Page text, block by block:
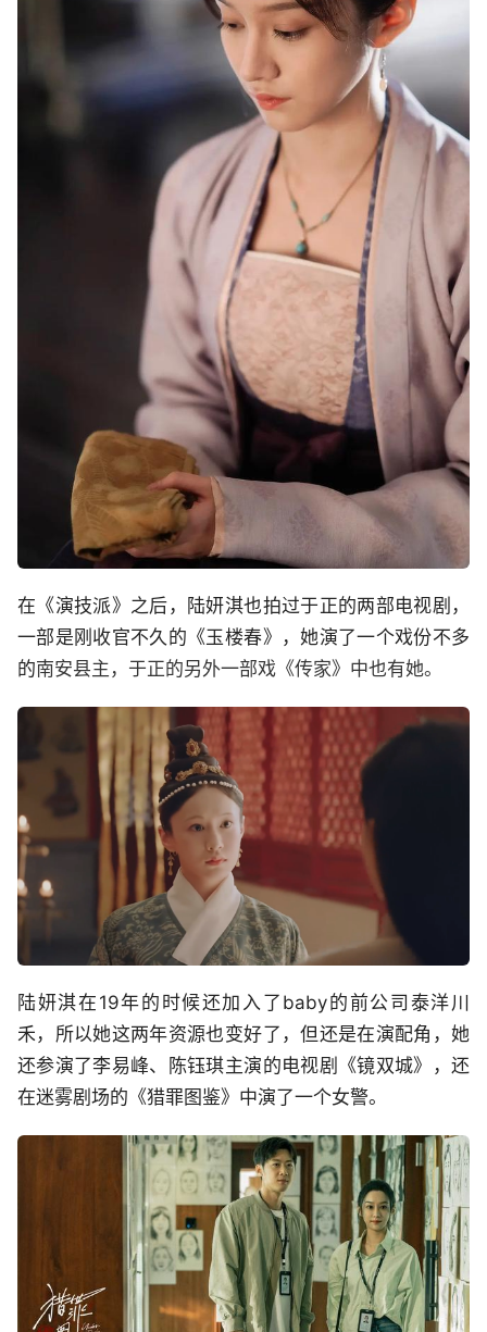
在《演技派》之后，陆妍淇也拍过于正的两部电视剧，
一部是刚收官不久的《玉楼春》，她演了一个戏份不多
的南安县主，于正的另外一部戏《传家》中也有她。
陆妍淇在19年的时候还加入了baby的前公司泰洋川
禾，所以她这两年资源也变好了，但还是在演配角，她
还参演了李易峰、陈钰琪主演的电视剧《镜双城》，还
在迷雾剧场的《猎罪图鉴》中演了一个女警。